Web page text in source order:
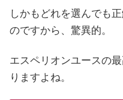
しかもどれを選んでも
のですから、驚異的。
エスペリオンユースの
りますよね。